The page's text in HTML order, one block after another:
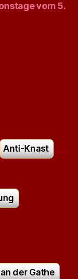
vom 5.
Anti-Knast
der Gathe